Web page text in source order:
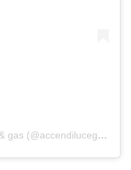
(@accendilucegas)